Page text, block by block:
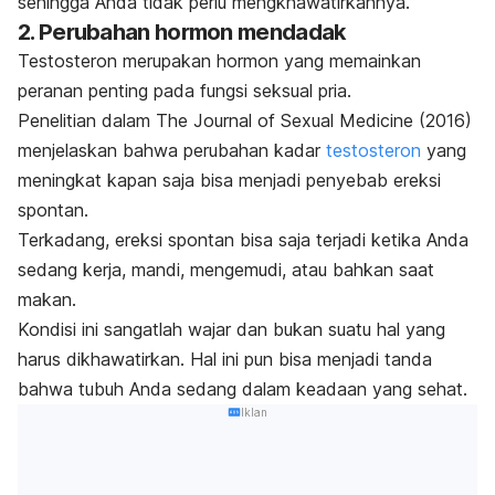
2. Perubahan hormon mendadak
Testosteron merupakan hormon yang memainkan
peranan penting pada fungsi seksual pria.
Penelitian dalam The Journal of Sexual Medicine (2016)
menjelaskan bahwa perubahan kadar testosteron yang
meningkat kapan saja bisa menjadi penyebab ereksi
spontan.
Terkadang, ereksi spontan bisa saja terjadi ketika Anda
sedang kerja, mandi, mengemudi, atau bahkan saat
makan.
Kondisi ini sangatlah wajar dan bukan suatu hal yang
harus dikhawatirkan. Hal ini pun bisa menjadi tanda
bahwa tubuh Anda sedang dalam keadaan yang sehat.
Iklan